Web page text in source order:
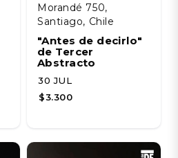
Morandé 750,
Santiago, Chile
"Antes de decirlo"
de Tercer
Abstracto
30 JUL
$3.300